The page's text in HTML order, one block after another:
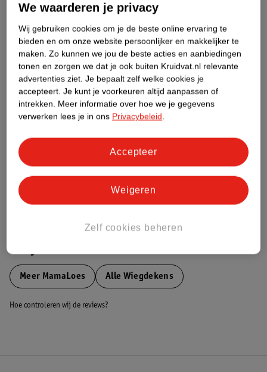
Over dit product
Productinformatie
Etiketinformatie
Nature Impact Score
Meer informatie
Bestel & Bezorginformatie
Bekijk ook
Meer MamaLoes Alle Wiegdekens
Hoe controleren wij de reviews?
We waarderen je privacy
Wij gebruiken cookies om je de beste online ervaring te
bieden en om onze website persoonlijker en makkelijker te
maken. Zo kunnen we jou de beste acties en aanbiedingen
tonen en zorgen we dat je ook buiten Kruidvat.nl relevante
advertenties ziet. Je bepaalt zelf welke cookies je
accepteert. Je kunt je voorkeuren altijd aanpassen of
intrekken. Meer informatie over hoe we je gegevens
verwerken lees je in ons Privacybeleid.
Zelf cookies beheren
Weigeren
Accepteer